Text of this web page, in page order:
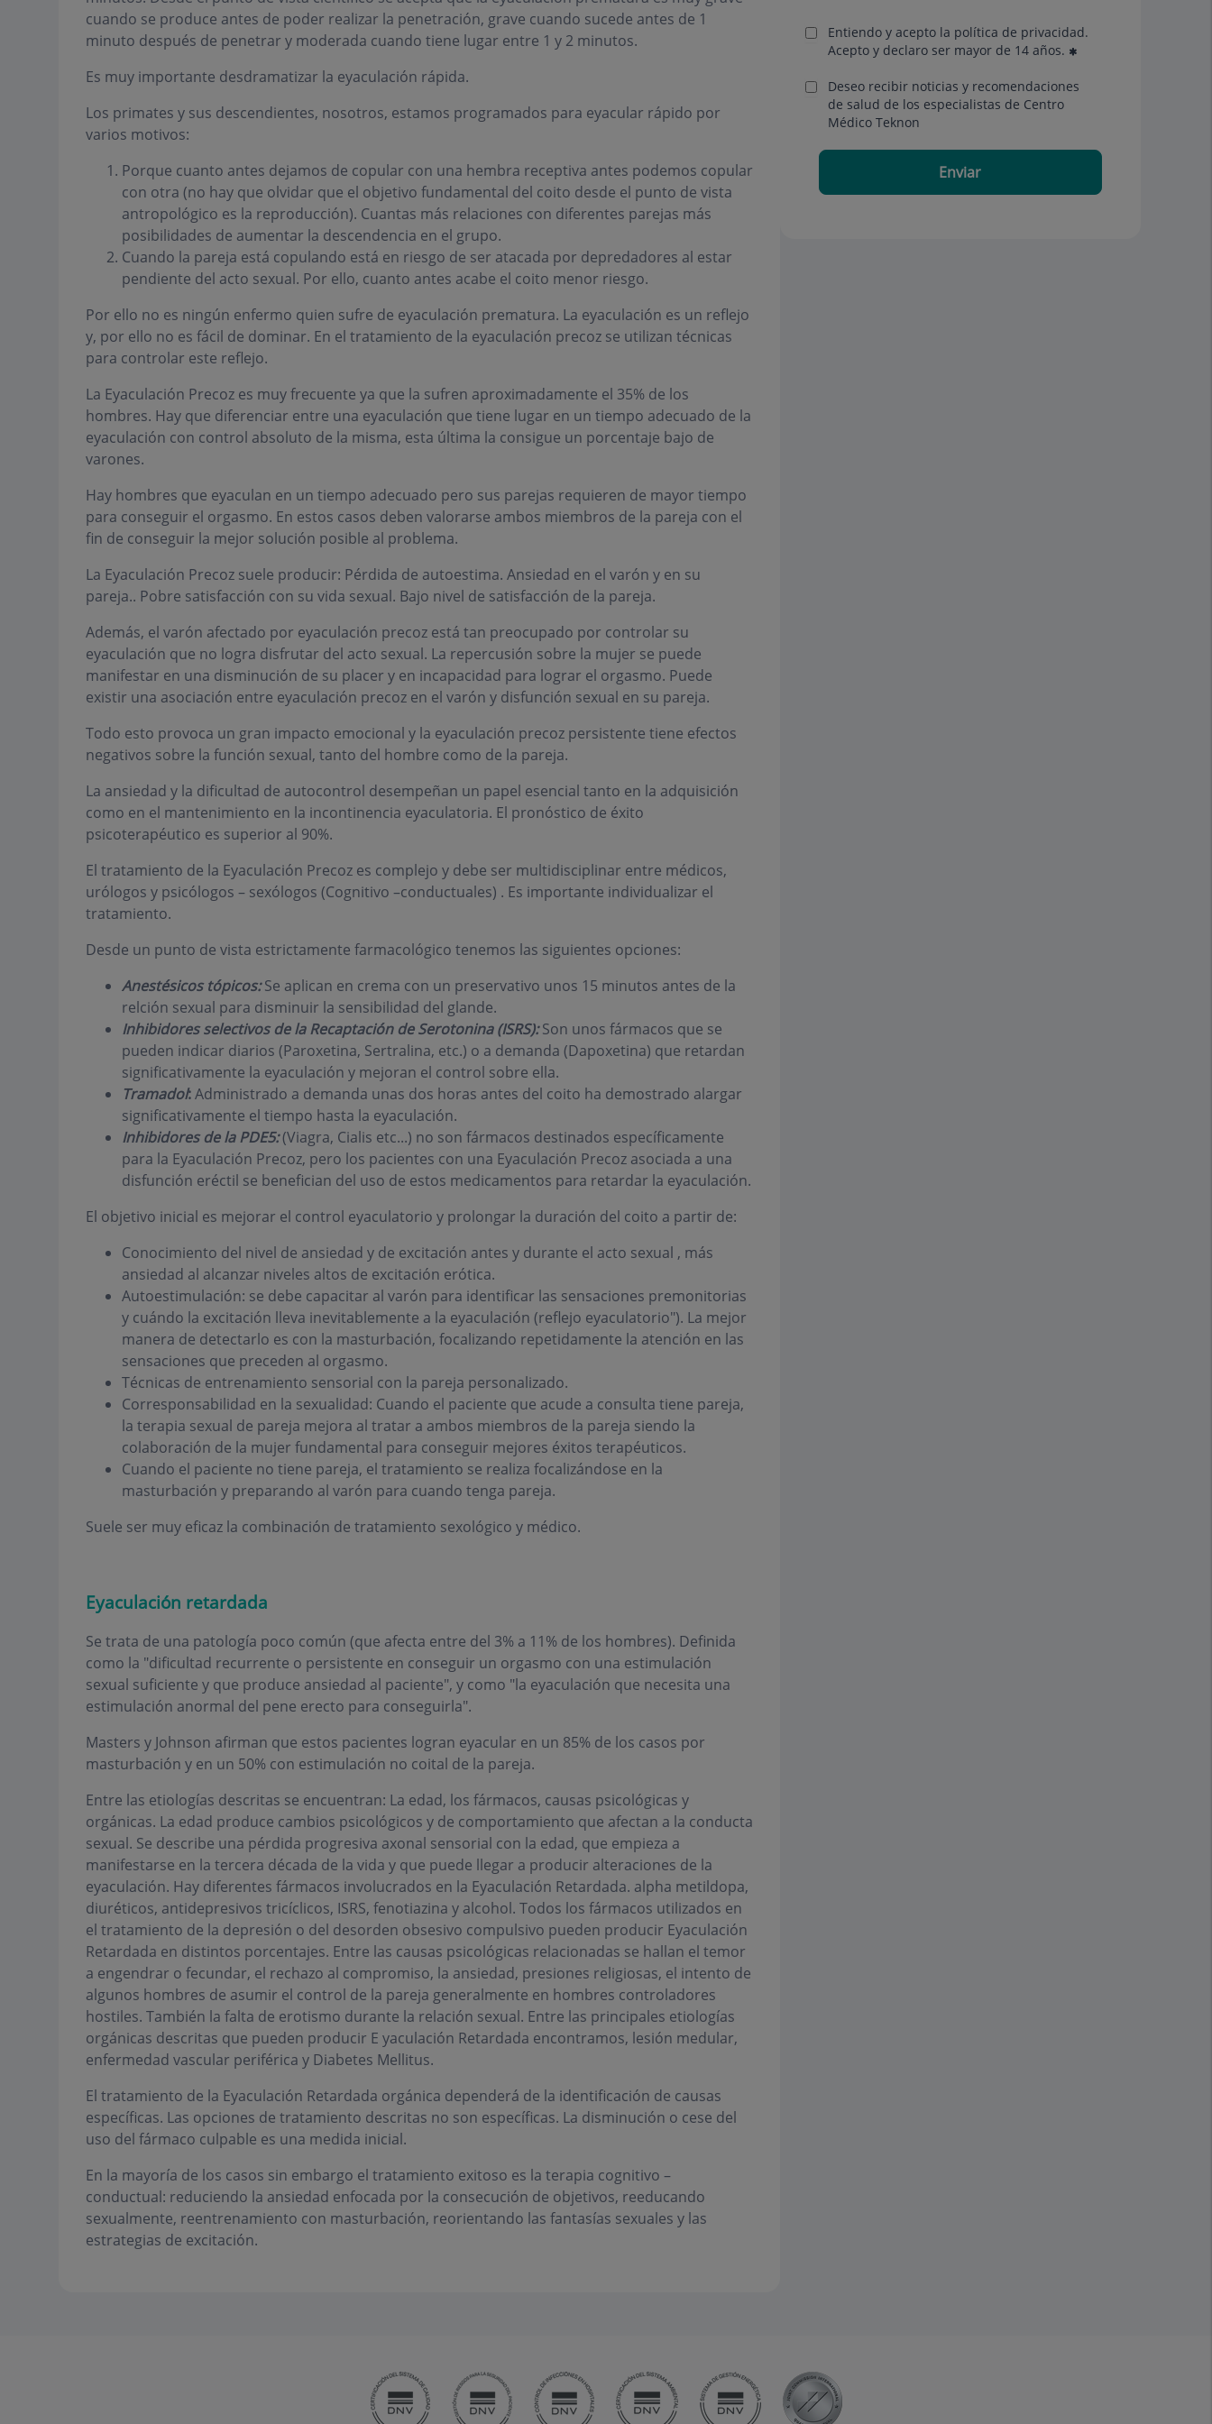
cuando se produce antes de poder realizar la penetración, grave cuando sucede antes de 1
minuto después de penetrar y moderada cuando tiene lugar entre 1 y 2 minutos.
Es muy importante desdramatizar la eyaculación rápida.
Los primates y sus descendientes, nosotros, estamos programados para eyacular rápido por
varios motivos:
Porque cuanto antes dejamos de copular con una hembra receptiva antes podemos copular
con otra (no hay que olvidar que el objetivo fundamental del coito desde el punto de vista
antropológico es la reproducción). Cuantas más relaciones con diferentes parejas más
posibilidades de aumentar la descendencia en el grupo.
Cuando la pareja está copulando está en riesgo de ser atacada por depredadores al estar
pendiente del acto sexual. Por ello, cuanto antes acabe el coito menor riesgo.
Por ello no es ningún enfermo quien sufre de eyaculación prematura. La eyaculación es un reflejo
y, por ello no es fácil de dominar. En el tratamiento de la eyaculación precoz se utilizan técnicas
para controlar este reflejo.
La Eyaculación Precoz es muy frecuente ya que la sufren aproximadamente el 35% de los
hombres. Hay que diferenciar entre una eyaculación que tiene lugar en un tiempo adecuado de la
eyaculación con control absoluto de la misma, esta última la consigue un porcentaje bajo de
varones.
Hay hombres que eyaculan en un tiempo adecuado pero sus parejas requieren de mayor tiempo
para conseguir el orgasmo. En estos casos deben valorarse ambos miembros de la pareja con el
fin de conseguir la mejor solución posible al problema.
La Eyaculación Precoz suele producir: Pérdida de autoestima. Ansiedad en el varón y en su
pareja.. Pobre satisfacción con su vida sexual. Bajo nivel de satisfacción de la pareja.
Además, el varón afectado por eyaculación precoz está tan preocupado por controlar su
eyaculación que no logra disfrutar del acto sexual. La repercusión sobre la mujer se puede
manifestar en una disminución de su placer y en incapacidad para lograr el orgasmo. Puede
existir una asociación entre eyaculación precoz en el varón y disfunción sexual en su pareja.
Todo esto provoca un gran impacto emocional y la eyaculación precoz persistente tiene efectos
negativos sobre la función sexual, tanto del hombre como de la pareja.
La ansiedad y la dificultad de autocontrol desempeñan un papel esencial tanto en la adquisición
como en el mantenimiento en la incontinencia eyaculatoria. El pronóstico de éxito
psicoterapéutico es superior al 90%.
El tratamiento de la Eyaculación Precoz es complejo y debe ser multidisciplinar entre médicos,
urólogos y psicólogos – sexólogos (Cognitivo –conductuales) . Es importante individualizar el
tratamiento.
Desde un punto de vista estrictamente farmacológico tenemos las siguientes opciones:
Anestésicos tópicos:Se aplican en crema con un preservativo unos 15 minutos antes de la
relción sexual para disminuir la sensibilidad del glande.
Inhibidores selectivos de la Recaptación de Serotonina (ISRS):Son unos fármacos que se
pueden indicar diarios (Paroxetina, Sertralina, etc.) o a demanda (Dapoxetina) que retardan
significativamente la eyaculación y mejoran el control sobre ella.
Tramadol:Administrado a demanda unas dos horas antes del coito ha demostrado alargar
significativamente el tiempo hasta la eyaculación.
Inhibidores de la PDE5:(Viagra, Cialis etc...) no son fármacos destinados específicamente
para la Eyaculación Precoz, pero los pacientes con una Eyaculación Precoz asociada a una
disfunción eréctil se benefician del uso de estos medicamentos para retardar la eyaculación.
El objetivo inicial es mejorar el control eyaculatorio y prolongar la duración del coito a partir de:
Conocimiento del nivel de ansiedad y de excitación antes y durante el acto sexual , más
ansiedad al alcanzar niveles altos de excitación erótica.
Autoestimulación: se debe capacitar al varón para identificar las sensaciones premonitorias
y cuándo la excitación lleva inevitablemente a la eyaculación (reflejo eyaculatorio"). La mejor
manera de detectarlo es con la masturbación, focalizando repetidamente la atención en las
sensaciones que preceden al orgasmo.
Técnicas de entrenamiento sensorial con la pareja personalizado.
Corresponsabilidad en la sexualidad: Cuando el paciente que acude a consulta tiene pareja,
la terapia sexual de pareja mejora al tratar a ambos miembros de la pareja siendo la
colaboración de la mujer fundamental para conseguir mejores éxitos terapéuticos.
Cuando el paciente no tiene pareja, el tratamiento se realiza focalizándose en la
masturbación y preparando al varón para cuando tenga pareja.
Suele ser muy eficaz la combinación de tratamiento sexológico y médico.
Eyaculación retardada
Se trata de una patología poco común (que afecta entre del 3% a 11% de los hombres). Definida
como la "dificultad recurrente o persistente en conseguir un orgasmo con una estimulación
sexual suficiente y que produce ansiedad al paciente", y como "la eyaculación que necesita una
estimulación anormal del pene erecto para conseguirla".
Masters y Johnson afirman que estos pacientes logran eyacular en un 85% de los casos por
masturbación y en un 50% con estimulación no coital de la pareja.
Entre las etiologías descritas se encuentran: La edad, los fármacos, causas psicológicas y
orgánicas. La edad produce cambios psicológicos y de comportamiento que afectan a la conducta
sexual. Se describe una pérdida progresiva axonal sensorial con la edad, que empieza a
manifestarse en la tercera década de la vida y que puede llegar a producir alteraciones de la
eyaculación. Hay diferentes fármacos involucrados en la Eyaculación Retardada. alpha metildopa,
diuréticos, antidepresivos tricíclicos, ISRS, fenotiazina y alcohol. Todos los fármacos utilizados en
el tratamiento de la depresión o del desorden obsesivo compulsivo pueden producir Eyaculación
Retardada en distintos porcentajes. Entre las causas psicológicas relacionadas se hallan el temor
a engendrar o fecundar, el rechazo al compromiso, la ansiedad, presiones religiosas, el intento de
algunos hombres de asumir el control de la pareja generalmente en hombres controladores
hostiles. También la falta de erotismo durante la relación sexual. Entre las principales etiologías
orgánicas descritas que pueden producir E yaculación Retardada encontramos, lesión medular,
enfermedad vascular periférica y Diabetes Mellitus.
El tratamiento de la Eyaculación Retardada orgánica dependerá de la identificación de causas
específicas. Las opciones de tratamiento descritas no son específicas. La disminución o cese del
uso del fármaco culpable es una medida inicial.
En la mayoría de los casos sin embargo el tratamiento exitoso es la terapia cognitivo –
conductual: reduciendo la ansiedad enfocada por la consecución de objetivos, reeducando
sexualmente, reentrenamiento con masturbación, reorientando las fantasías sexuales y las
estrategias de excitación.
Entiendo y acepto la política de privacidad.
Acepto y declaro ser mayor de 14 años.
Deseo recibir noticias y recomendaciones
de salud de los especialistas de Centro
Médico Teknon
Enviar